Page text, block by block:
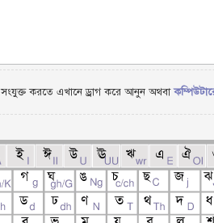
সংযুক্ত করতে এখানে ড্রাগ করে আনুন অথবা